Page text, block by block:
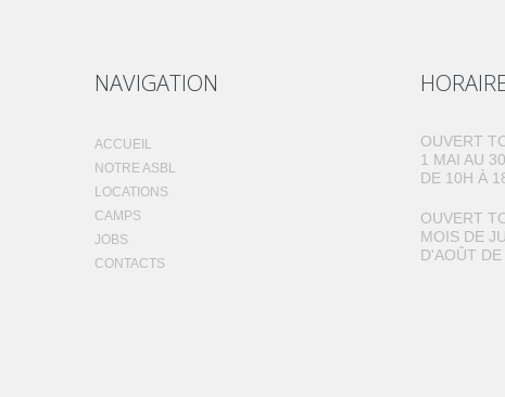
NAVIGATION
ACCUEIL
NOTRE ASBL
LOCATIONS
CAMPS
JOBS
CONTACTS
OUVERT
1 MAI AU
DE 10H À
OUVERT
MOIS DE
D'AOÛT